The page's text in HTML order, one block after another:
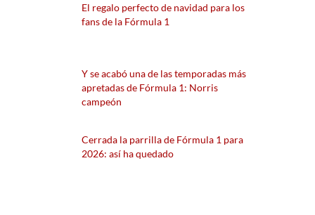
El regalo perfecto de navidad para los
fans de la Fórmula 1
Y se acabó una de las temporadas más
apretadas de Fórmula 1: Norris
campeón
Cerrada la parrilla de Fórmula 1 para
2026: así ha quedado